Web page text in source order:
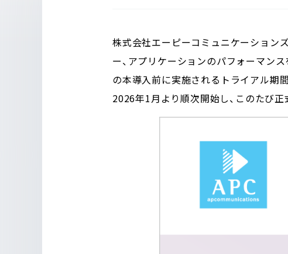
株式会社エーピーコミュニケーションズ
ー、アプリケーションのパフォーマン
の本導入前に実施されるトライアル期
2026年1月より順次開始し、このたび